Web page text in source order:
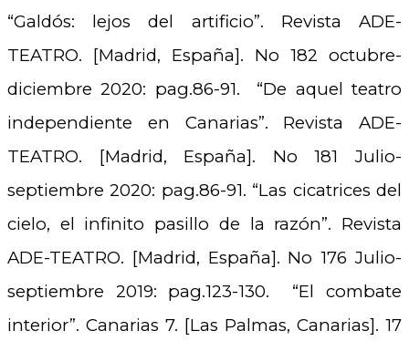
“Galdós: lejos del artificio”. Revista ADE-
TEATRO. [Madrid, España]. No 182 octubre-
diciembre 2020: pag.86-91. “De aquel teatro
independiente en Canarias”. Revista ADE-
TEATRO. [Madrid, España]. No 181 Julio-
septiembre 2020: pag.86-91. “Las cicatrices del
cielo, el infinito pasillo de la razón”. Revista
ADE-TEATRO. [Madrid, España]. No 176 Julio-
septiembre 2019: pag.123-130. “El combate
interior”. Canarias 7. [Las Palmas, Canarias]. 17